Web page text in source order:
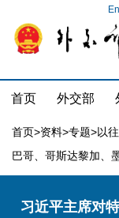
首页 外交部
首页>资料>专题>以
巴哥、哥斯达黎加、
习近平主席对